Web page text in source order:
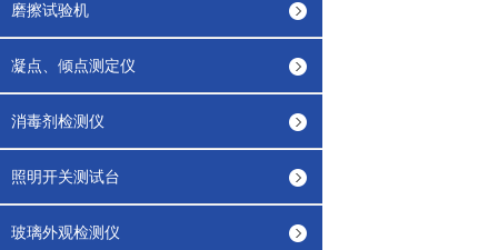
磨擦试验机
凝点、倾点测定仪
消毒剂检测仪
照明开关测试台
玻璃外观检测仪